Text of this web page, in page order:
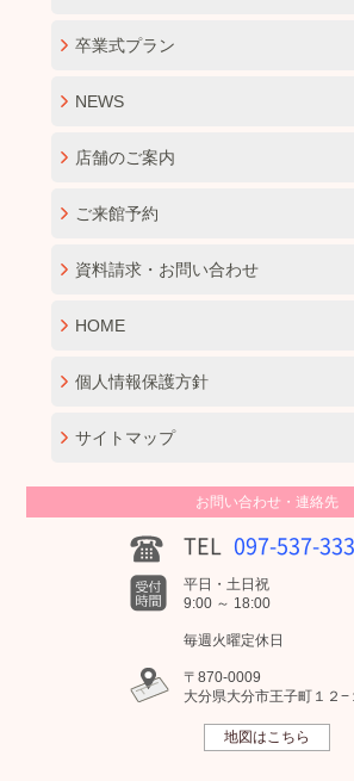
卒業式プラン
NEWS
店舗のご案内
ご来館予約
資料請求・お問い合わせ
HOME
個人情報保護方針
サイトマップ
お問い合わせ・連絡先
TEL 097-537-
平日・土日祝
9:00 ～ 18:00
毎週火曜定休日
〒870-0009
大分県大分市王子町１２−
地図はこちら